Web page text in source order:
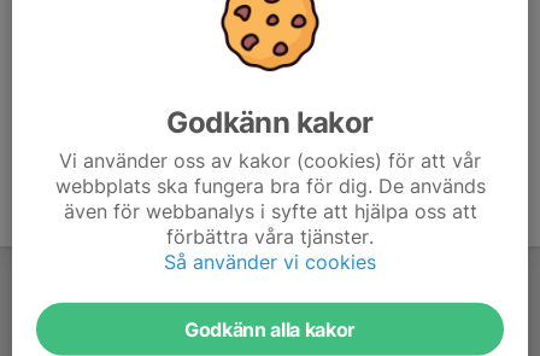
Godkänn kakor
Vi använder oss av kakor (cookies) för att vår
webbplats ska fungera bra för dig. De används
även för webbanalys i syfte att hjälpa oss att
förbättra våra tjänster.
Så använder vi cookies
Godkänn alla kakor